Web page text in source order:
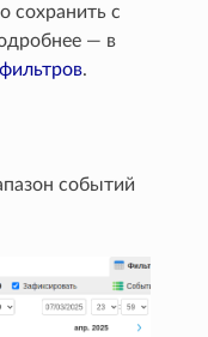
сохранить с
— в
.
событий